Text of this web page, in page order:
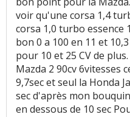
voir qu'une corsa 1,4
corsa 1,0 turbo essence
bon 0 a 100 en 11 et
pour 10 et 25 CV de
Mazda 2 90cv 6vitesses
9,7sec et seul la Honda
sec d'après mon
en dessous de 10 sec